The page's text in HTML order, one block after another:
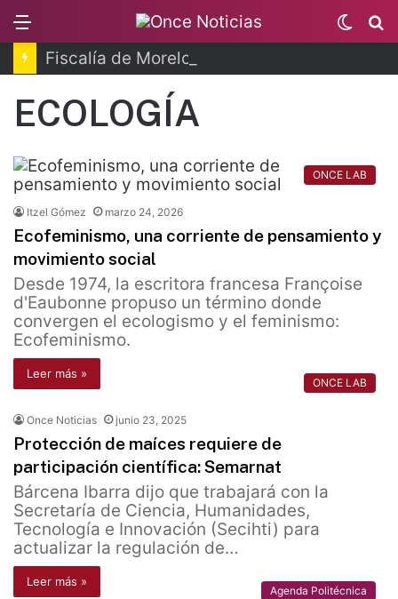
Switch
skin
ECOLOGÍA
ONCE LAB
Itzel Gómez marzo 24, 2026
Ecofeminismo, una corriente de pensamiento y
movimiento social
Desde 1974, la escritora francesa Françoise
d'Eaubonne propuso un término donde
convergen el ecologismo y el feminismo:
Ecofeminismo.
Leer más »
ONCE LAB
Once Noticias junio 23, 2025
Protección de maíces requiere de
participación científica: Semarnat
Bárcena Ibarra dijo que trabajará con la
Secretaría de Ciencia, Humanidades,
Tecnología e Innovación (Secihti) para
actualizar la regulación de…
Leer más »
Agenda Politécnica